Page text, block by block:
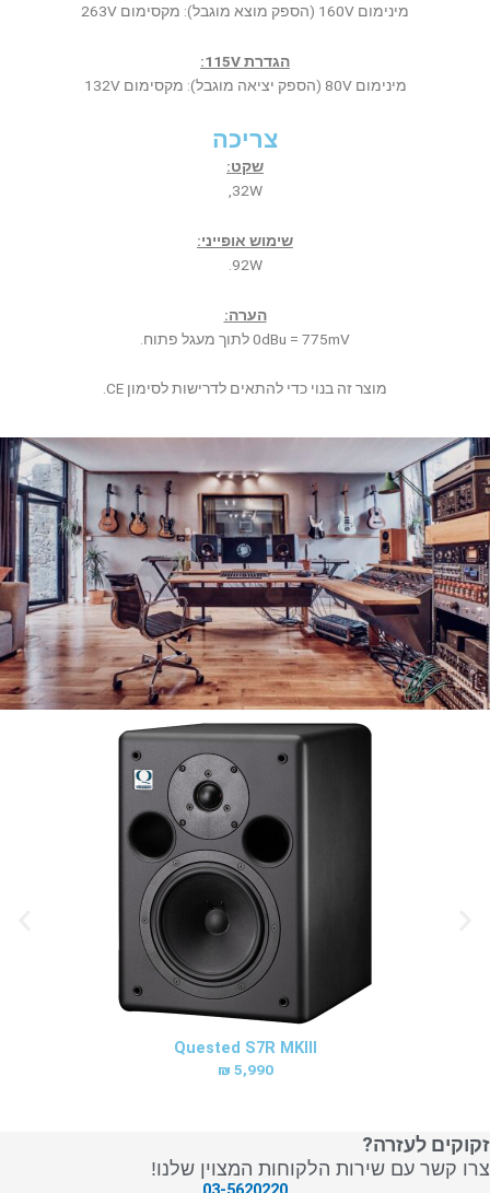
מינימום 160V (הספק מוצא מוגבל): מקסימום 263V
הגדרת 115V:
מינימום 80V (הספק יציאה מוגבל): מקסימום 132V
צריכה
שקט:
32W,
שימוש אופייני:
92W.
הערה:
0dBu = 775mV לתוך מעגל פתוח.
מוצר זה בנוי כדי להתאים לדרישות לסימון CE.
Quested S7R MKIII
₪ 5,990
זקוקים לעזרה?
צרו קשר עם שירות הלקוחות המצוין שלנו!